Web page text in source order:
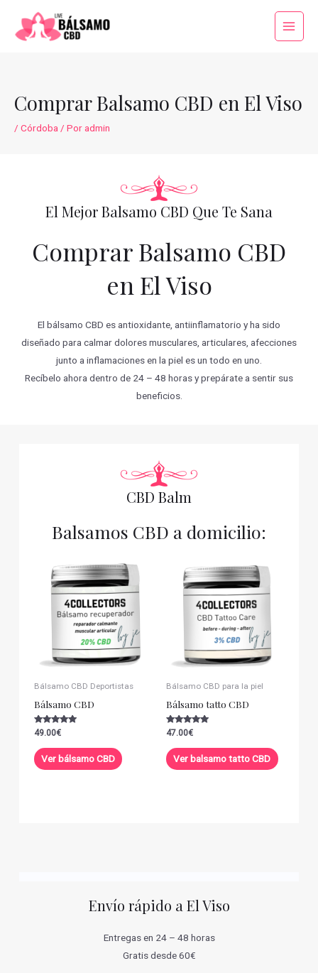
contenido
Main
Comprar Balsamo CBD en El Viso
/ Córdoba / Poradmin
El Mejor Balsamo CBD Que Te Sana
Comprar Balsamo CBD
en El Viso
El bálsamo CBD es antioxidante, antiinflamatorio y ha sido
diseñado para calmar dolores musculares, articulares, afecciones
junto a inflamaciones en la piel es un todo en uno.
Recíbelo ahora dentro de 24 – 48 horas y prepárate a sentir sus
beneficios.
CBD Balm
Balsamos CBD a domicilio:
Bálsamo CBD Deportistas
Bálsamo CBD
Valorado con
de 5
49.00€
Ver bálsamo CBD
Bálsamo CBD para la piel
Bálsamo tatto CBD
Valorado con
de 5
47.00€
Ver balsamo tatto CBD
Envío rápido a El Viso
Entregas en 24 – 48 horas
Gratis desde 60€